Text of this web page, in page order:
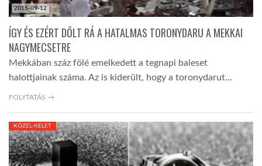
2015-09-12
ÍGY ÉS EZÉRT DŐLT RÁ A HATALMAS TORONYDARU A MEKKAI
NAGYMECSETRE
Mekkában száz fölé emelkedett a tegnapi baleset
halottjainak száma. Az is kiderült, hogy a toronydarut…
FOLYTATÁS →
KÖZEL-KELET